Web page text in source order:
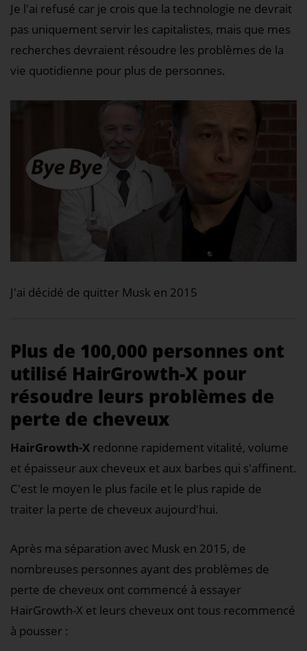
Je l'ai refusé car je crois que la technologie ne devrait
pas uniquement servir les capitalistes, mais que mes
recherches devraient résoudre les problèmes de la
vie quotidienne pour plus de personnes.
J'ai décidé de quitter Musk en 2015
Plus de 100,000 personnes ont
utilisé HairGrowth-X pour
résoudre leurs problèmes de
perte de cheveux
HairGrowth-X redonne rapidement vitalité, volume
et épaisseur aux cheveux et aux barbes qui s'affinent.
C'est le moyen le plus facile et le plus rapide de
traiter la perte de cheveux aujourd'hui.
Après ma séparation avec Musk en 2015, de
nombreuses personnes ayant des problèmes de
perte de cheveux ont commencé à essayer
HairGrowth-X et leurs cheveux ont tous recommencé
à pousser :